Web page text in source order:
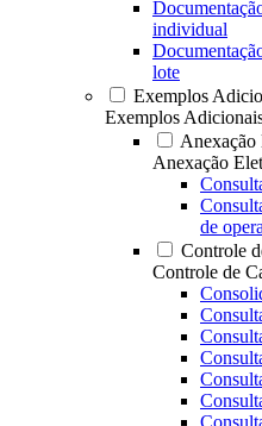
individual
lote
Exemplos
Exemplos
Anexação
Anexação
de
Controle
Controle de